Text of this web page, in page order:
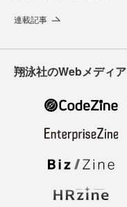
連載記事
翔泳社のWebメディア